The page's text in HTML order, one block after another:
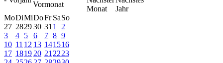
MoDiMiDoFr SaSo
27 282930 31 1
2
3
4 5 6 7 8 9
10 11 12 13 141516
17 1819 20 21 2223